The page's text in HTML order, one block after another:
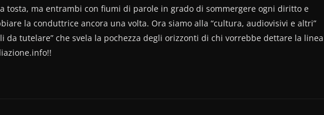
tosta, ma entrambi con fiumi di parole in grado di sommergere ogni diritto e
la conduttrice ancora una volta. Ora siamo alla “cultura, audiovisivi e altri”
da tutelare” che svela la pochezza degli orizzonti di chi vorrebbe dettare la linea